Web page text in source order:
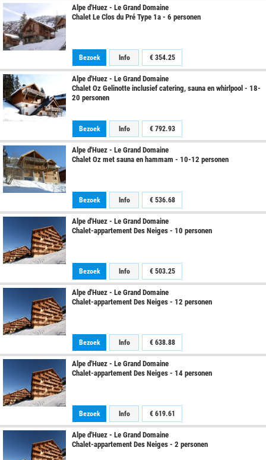
Alpe d'Huez - Le Grand Domaine
Chalet Le Clos du Pré Type 1a - 6 personen
Bezoek Info € 354.25
Alpe d'Huez - Le Grand Domaine
Chalet Oz Gelinotte inclusief catering, sauna en whirlpool - 18-
20 personen
Bezoek Info € 792.93
Alpe d'Huez - Le Grand Domaine
Chalet Oz met sauna en hammam - 10-12 personen
Bezoek Info € 536.68
Alpe d'Huez - Le Grand Domaine
Chalet-appartement Des Neiges - 10 personen
Bezoek Info € 503.25
Alpe d'Huez - Le Grand Domaine
Chalet-appartement Des Neiges - 12 personen
Bezoek Info € 638.88
Alpe d'Huez - Le Grand Domaine
Chalet-appartement Des Neiges - 14 personen
Bezoek Info € 619.61
Alpe d'Huez - Le Grand Domaine
Chalet-appartement Des Neiges - 2 personen